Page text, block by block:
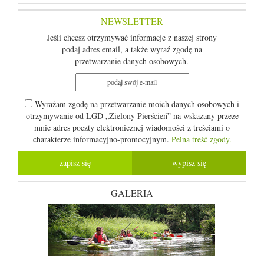
NEWSLETTER
Jeśli chcesz otrzymywać informacje z naszej strony
podaj adres email, a także wyraź zgodę na
przetwarzanie danych osobowych.
Wyrażam zgodę na przetwarzanie moich danych osobowych i
otrzymywanie od LGD „Zielony Pierścień” na wskazany przeze
mnie adres poczty elektronicznej wiadomości z treściami o
charakterze informacyjno-promocyjnym. Pelna treść zgody.
GALERIA